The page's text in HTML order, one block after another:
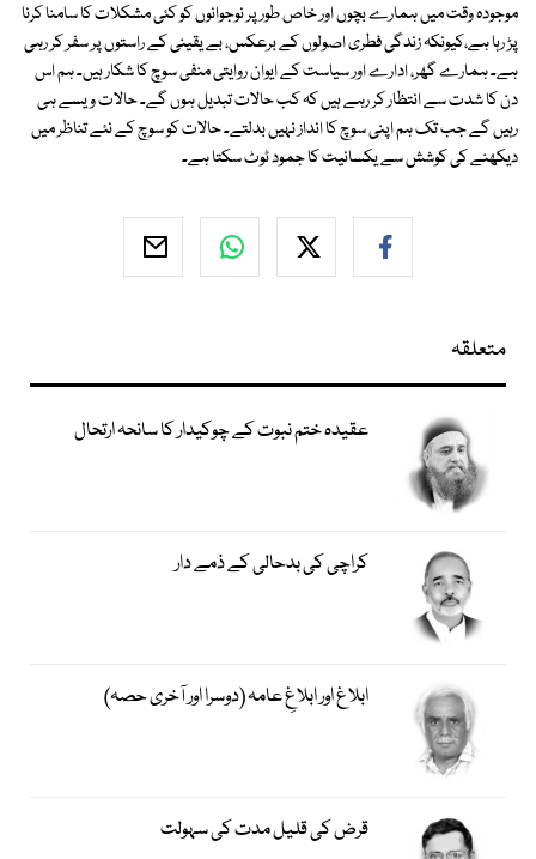
موجودہ وقت میں ہمارے بچوں اور خاص طور پر نوجوانوں کو کئی مشکلات کا سامنا کرنا
پڑ رہا ہے،کیونکہ زندگی فطری اصولوں کے برعکس، بے یقینی کے راستوں پر سفر کر رہی
ہے۔ ہمارے گھر، ادارے اور سیاست کے ایوان روایتی منفی سوچ کا شکار ہیں۔ ہم اس
دن کا شدت سے انتظار کر رہے ہیں کہ کب حالات تبدیل ہوں گے۔ حالات ویسے ہی
رہیں گے جب تک ہم اپنی سوچ کا انداز نہیں بدلتے۔ حالات کو سوچ کے نئے تناظر میں
دیکھنے کی کوشش سے یکسانیت کا جمود ٹوٹ سکتا ہے۔
متعلقہ
عقیدہ ختم نبوت کے چوکیدار کا سانحہ ارتحال
کراچی کی بدحالی کے ذمے دار
ابلاغ اور ابلاغِ عامہ (دوسرا اور آخری حصہ)
قرض کی قلیل مدت کی سہولت